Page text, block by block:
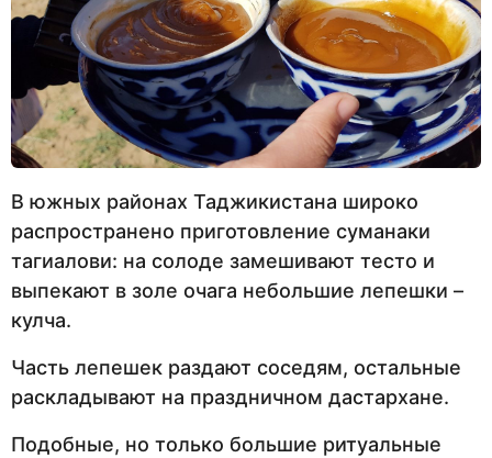
В южных районах Таджикистана широко
распространено приготовление суманаки
тагиалови: на солоде замешивают тесто и
выпекают в золе очага небольшие лепешки –
кулча.
Часть лепешек раздают соседям, остальные
раскладывают на праздничном дастархане.
Подобные, но только большие ритуальные